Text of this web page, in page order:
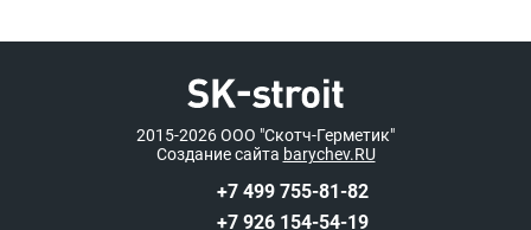
2015-2026ООО "Скотч-Герметик"
Создание сайта barychev.RU
+7 499 755-81-82
+7 926 154-54-19